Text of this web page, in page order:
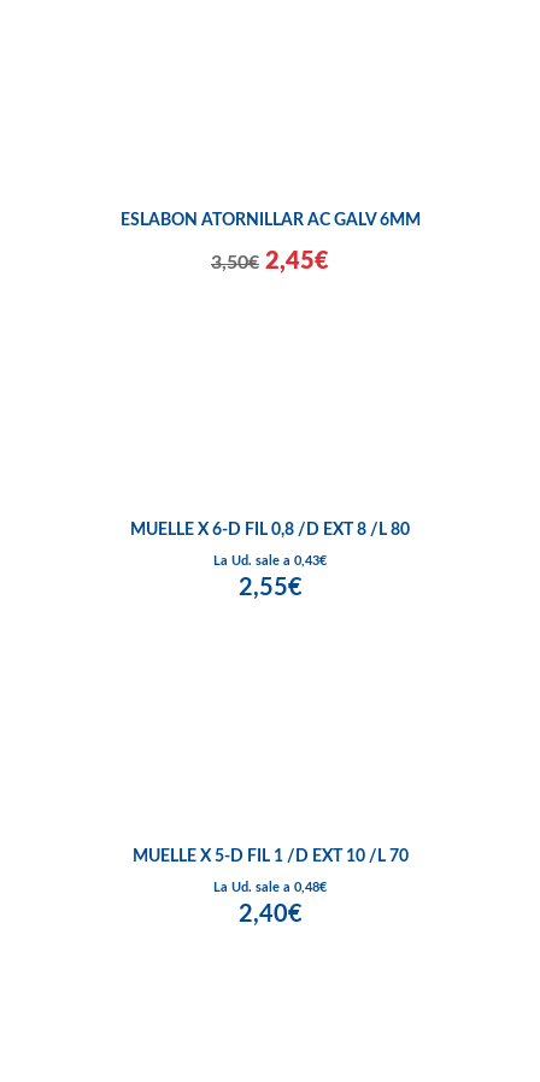
ESLABON ATORNILLAR AC GALV 6MM
3,50€ 2,45€
MUELLE X 6-D FIL 0,8 /D EXT 8 /L 80
La Ud. sale a 0,43€
2,55€
MUELLE X 5-D FIL 1 /D EXT 10 /L 70
La Ud. sale a 0,48€
2,40€